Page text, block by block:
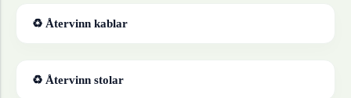
♻ Återvinn kablar
♻ Återvinn stolar